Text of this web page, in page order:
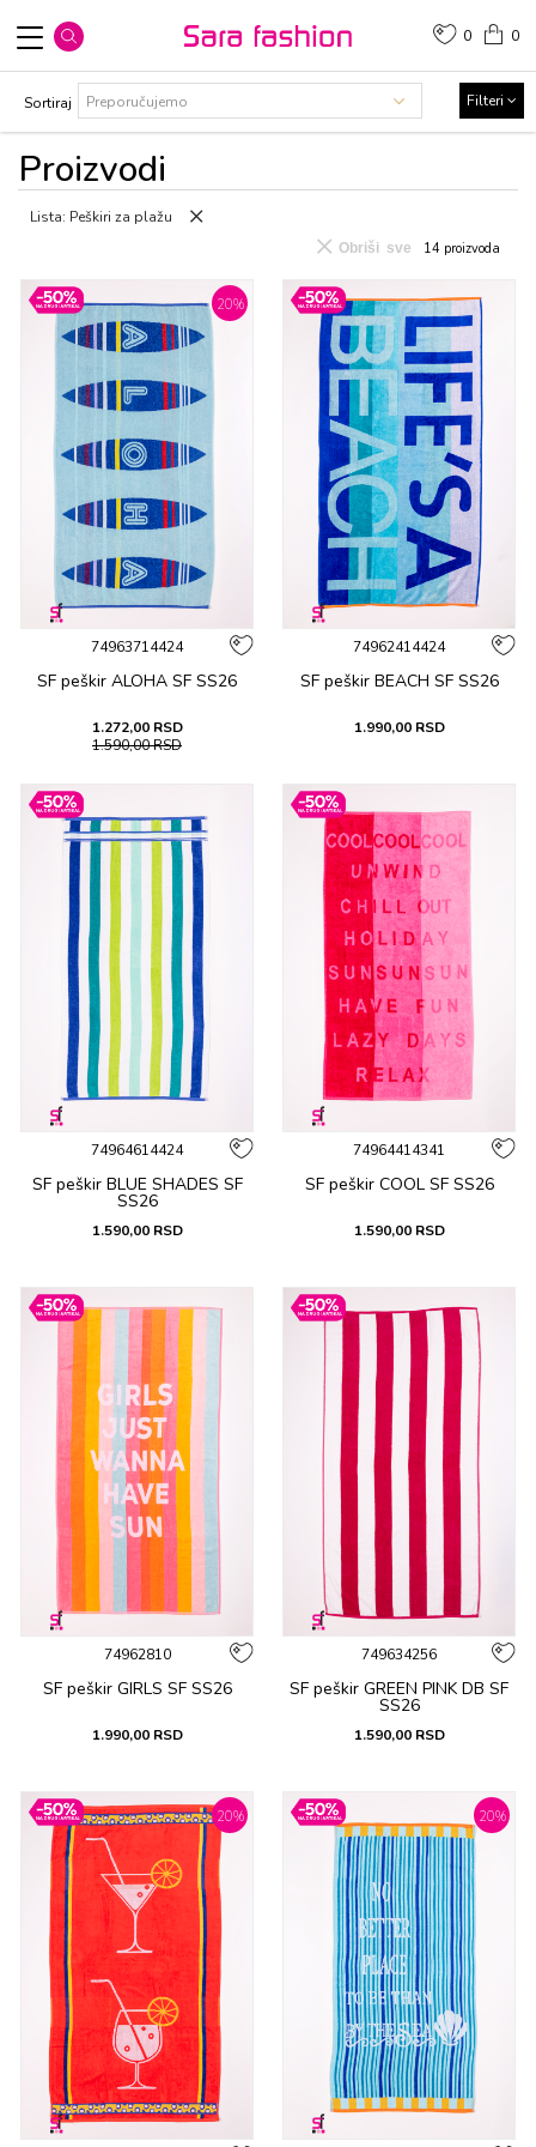
0
0
Proizvodi
Sortiraj Filteri
Lista: Peškiri za plažu
14 proizvoda
Obriši sve
20%
74963714424
SF peškir ALOHA SF SS26
1.272,00 RSD
1.590,00RSD
74962414424
SF peškir BEACH SF SS26
1.990,00 RSD
74964614424
SF peškir BLUE SHADES SF
SS26
1.590,00 RSD
74964414341
SF peškir COOL SF SS26
1.590,00 RSD
74962810
SF peškir GIRLS SF SS26
1.990,00 RSD
749634256
SF peškir GREEN PINK DB SF
SS26
1.590,00 RSD
20% 20%